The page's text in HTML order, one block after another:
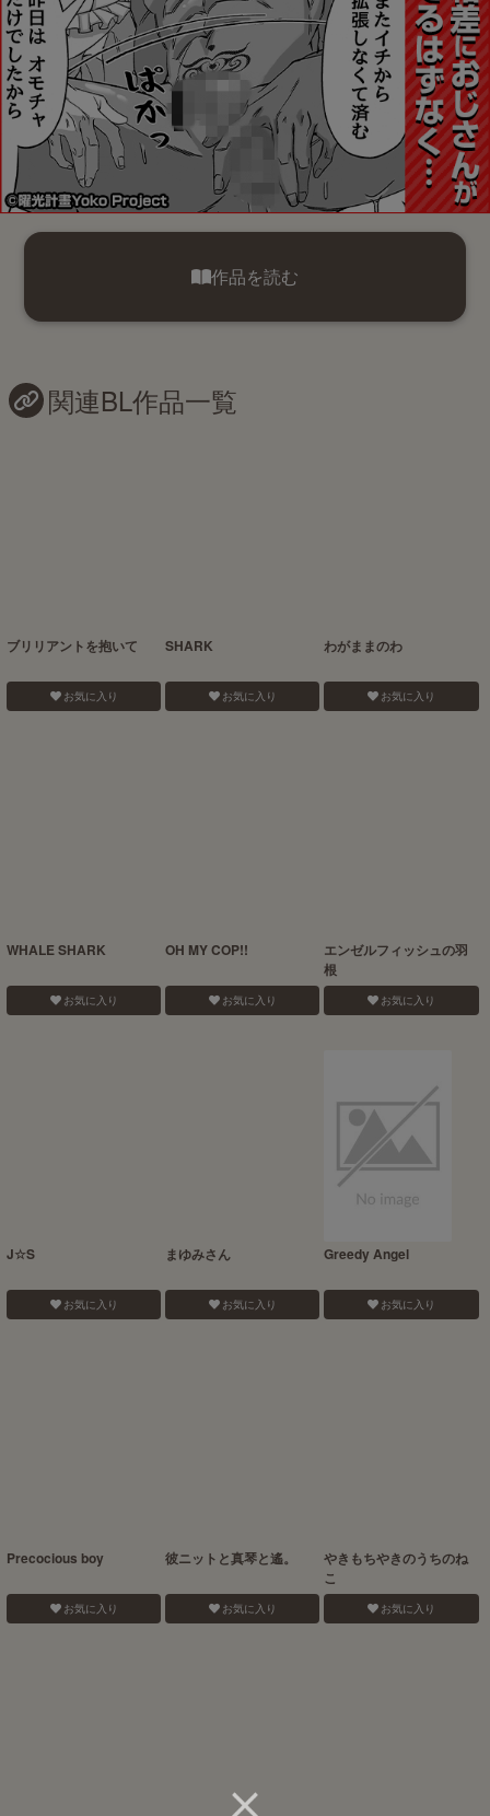
作品を読む
関連BL作品一覧
ブリリアントを抱いて
お気に入り
SHARK
お気に入り
わがままのわ
お気に入り
WHALE SHARK
お気に入り
OH MY COP!!
お気に入り
エンゼルフィッシュの羽
根
お気に入り
J☆S
お気に入り
まゆみさん
お気に入り
Greedy Angel
お気に入り
Precocious boy
お気に入り
彼ニットと真琴と遙。
お気に入り
やきもちやきのうちのね
こ
お気に入り